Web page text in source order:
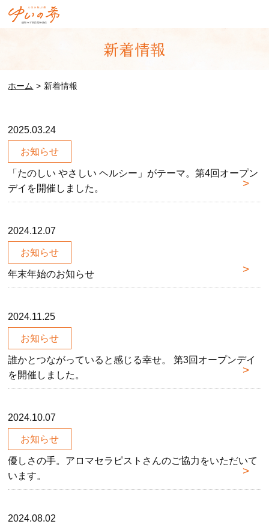
ホーム 新着情報
2025.03.24
お知らせ
「たのしい やさしい ヘルシー」がテーマ。第4回オープン
デイを開催しました。
2024.12.07
お知らせ
年末年始のお知らせ
2024.11.25
お知らせ
誰かとつながっていると感じる幸せ。 第3回オープンデイ
を開催しました。
2024.10.07
お知らせ
優しさの手。アロマセラピストさんのご協力をいただいて
います。
2024.08.02